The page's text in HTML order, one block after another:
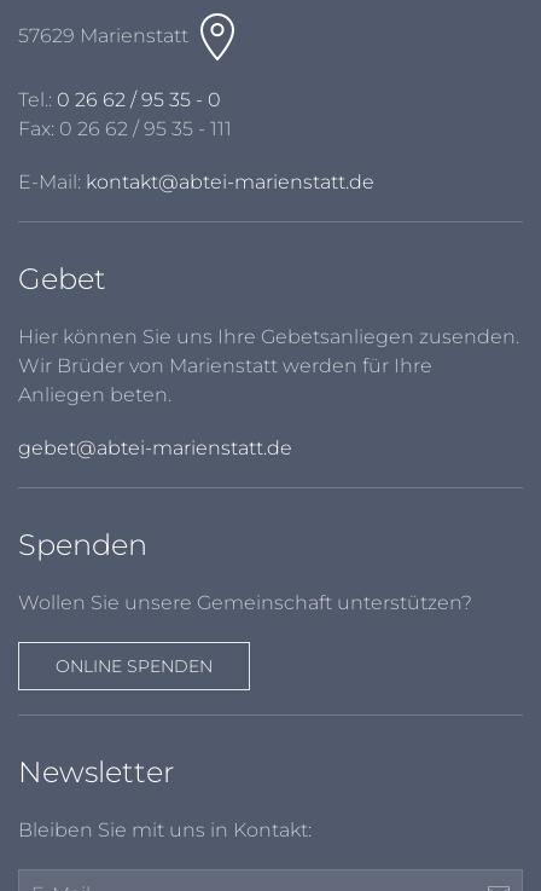
57629 Marienstatt
Tel.: 0 26 62 / 95 35 - 0
Fax: 0 26 62 / 95 35 - 111
E-Mail: kontakt@abtei-marienstatt.de
Gebet
Hier können Sie uns Ihre Gebetsanliegen zusenden.
Wir Brüder von Marienstatt werden für Ihre
Anliegen beten.
gebet@abtei-marienstatt.de
Spenden
Wollen Sie unsere Gemeinschaft unterstützen?
ONLINE SPENDEN
Newsletter
Bleiben Sie mit uns in Kontakt: